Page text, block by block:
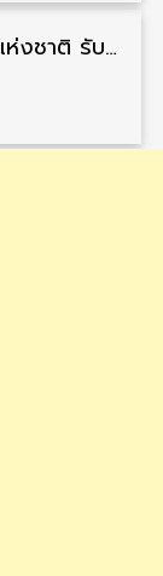
สำนักงานคณะกรรมการนโยบายที่ดินแห่งชาติ รับสมัครคัดเลือกพนักงานราชการ วุฒิ ป.ตรี 6 อัตรา รับสมัคร 13 กรกฎาคม – 6 สิงหาคม